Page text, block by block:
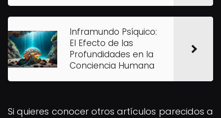
Inframundo Psíquico:
El Efecto de las
Profundidades en la
Conciencia Humana
Si quieres conocer otros artículos parecidos a